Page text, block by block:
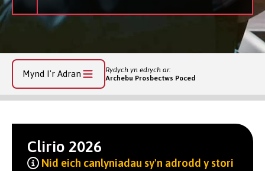
Mynd I'r Adran
Rydych yn edrych ar:
Archebu Prosbectws Poced
Clirio 2026
Nid eich canlyniadau sy'n adrodd y stori